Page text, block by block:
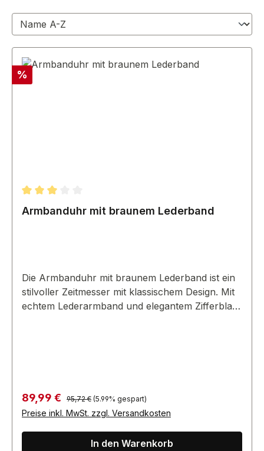
Rabatt
%
Durchschnittliche Bewertung von 3 von 5 Sternen
Armbanduhr mit braunem Lederband
Die Armbanduhr mit braunem Lederband ist ein
stilvoller Zeitmesser mit klassischem Design. Mit
echtem Lederarmband und elegantem Zifferblatt
Verkaufspreis:
89,99 € Regulärer Preis:
95,72 € (5.99% gespart)
Preise inkl. MwSt. zzgl. Versandkosten
In den Warenkorb